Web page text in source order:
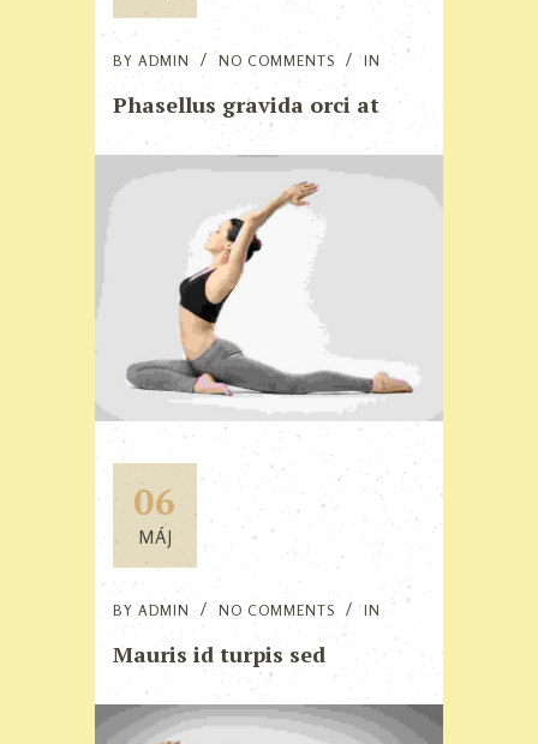
BY ADMIN NO COMMENTS IN
Phasellus gravida orci at
06
MÁJ
BY ADMIN NO COMMENTS IN
Mauris id turpis sed